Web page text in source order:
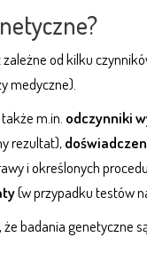
od kilku
medyczne).
m.in. odczynniki
rezultat),
i określonych
(w przypadku testów
badania genetyczne